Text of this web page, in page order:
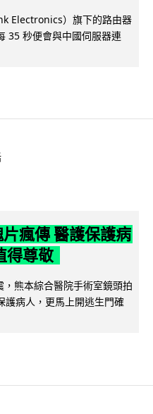
Electronics）旗下的路由器
35 秒便會與中國伺服器連
瘋傳 醫護保護病
得尊敬
熊本綜合醫院手術室鏡頭拍
護病人，更馬上開逃生門確